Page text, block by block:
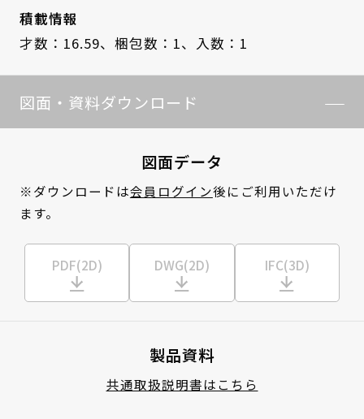
積載情報
才数：16.59、 梱包数：1、 入数：1
図面・資料ダウンロード
図面データ
※ダウンロードは会員ログイン後にご利用いただけ
ます。
PDF(2D) DWG(2D) IFC(3D)
製品資料
共通取扱説明書はこちら